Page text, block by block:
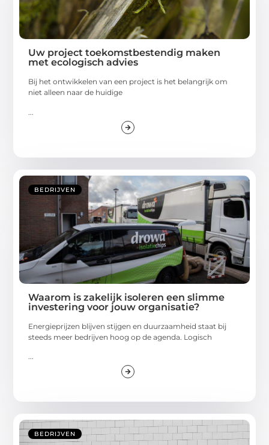
Uw project toekomstbestendig maken
met ecologisch advies
Bij het ontwikkelen van een project is het belangrijk om
niet alleen naar de huidige
BEDRIJVEN
Waarom is zakelijk isoleren een slimme
investering voor jouw organisatie?
Energieprijzen blijven stijgen en duurzaamheid staat bij
steeds meer bedrijven hoog op de agenda. Logisch
...
BEDRIJVEN